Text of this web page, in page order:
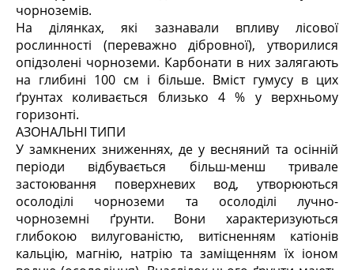
чорноземів.
На ділянках, які зазнавали впливу лісової
рослинності (переважно дібровної), утворилися
опідзолені чорноземи. Карбонати в них залягають
на глибині 100 см і більше. Вміст гумусу в цих
ґрунтах коливається близько 4 % у верхньому
горизонті.
АЗОНАЛЬНІ ТИПИ
У замкнених зниженнях, де у весняний та осінній
періоди відбувається більш-менш тривале
застоювання поверхневих вод, утворюються
осолоділі чорноземи та осолоділі лучно-
чорноземні ґрунти. Вони характеризуються
глибокою вилугованістю, витісненням катіонів
кальцію, магнію, натрію та заміщенням їх іоном